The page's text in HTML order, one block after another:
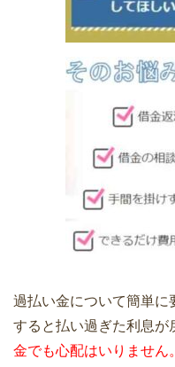
過払い金について簡単に
すると払い過ぎた利息が
金でも心配はいりません。